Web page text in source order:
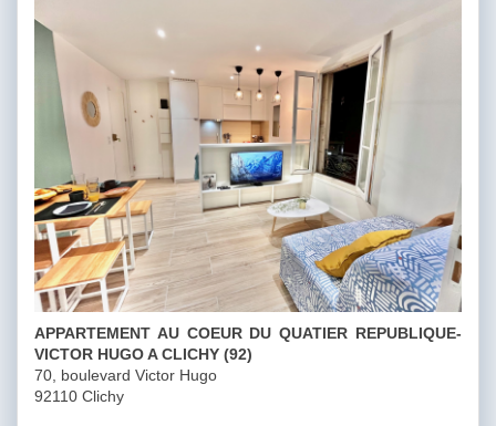
APPARTEMENT AU COEUR DU QUATIER REPUBLIQUE-
VICTOR HUGO A CLICHY (92)
70, boulevard Victor Hugo
92110 Clichy